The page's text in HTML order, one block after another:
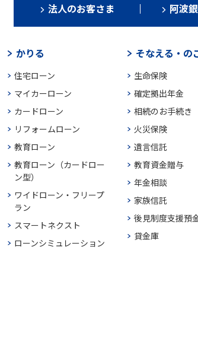
法人のお客さま 阿波
かりる
住宅ローン
マイカーローン
カードローン
リフォームローン
教育ローン
教育ローン（カードロー
ン型）
ワイドローン・フリープ
ラン
スマートネクスト
ローンシミュレーション
そなえる・の
生命保険
確定拠出年金
相続のお手続き
火災保険
遺言信託
教育資金贈与
年金相談
家族信託
後見制度支援預
貸金庫